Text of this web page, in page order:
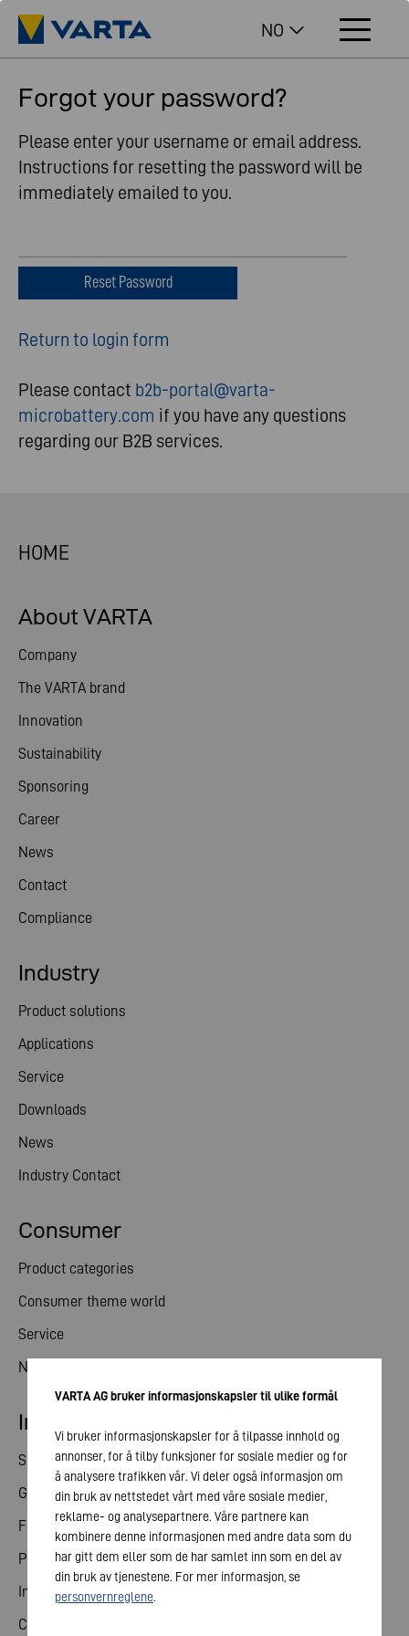
NO
Forgot your password?
Please enter your username or email address.
Instructions for resetting the password will be
immediately emailed to you.
Return to login form
Please contact b2b-portal@varta-
microbattery.com if you have any questions
regarding our B2B services.
HOME
About VARTA
Company
The VARTA brand
Innovation
Sustainability
Sponsoring
Career
News
Contact
Compliance
Consumer
Product categories
Consumer theme world
Service
News
Industry
Product solutions
Applications
Service
Downloads
News
Industry Contact
Investor relations
Share
General meeting
Financial calendar
Publications
Investor contact
Corporate governance
VARTA AG bruker informasjonskapsler til ulike formål
Vi bruker informasjonskapsler for å tilpasse innhold og
annonser, for å tilby funksjoner for sosiale medier og for
å analysere trafikken vår. Vi deler også informasjon om
din bruk av nettstedet vårt med våre sosiale medier,
reklame- og analysepartnere. Våre partnere kan
kombinere denne informasjonen med andre data som du
har gitt dem eller som de har samlet inn som en del av
din bruk av tjenestene. For mer informasjon, se
personvernreglene.